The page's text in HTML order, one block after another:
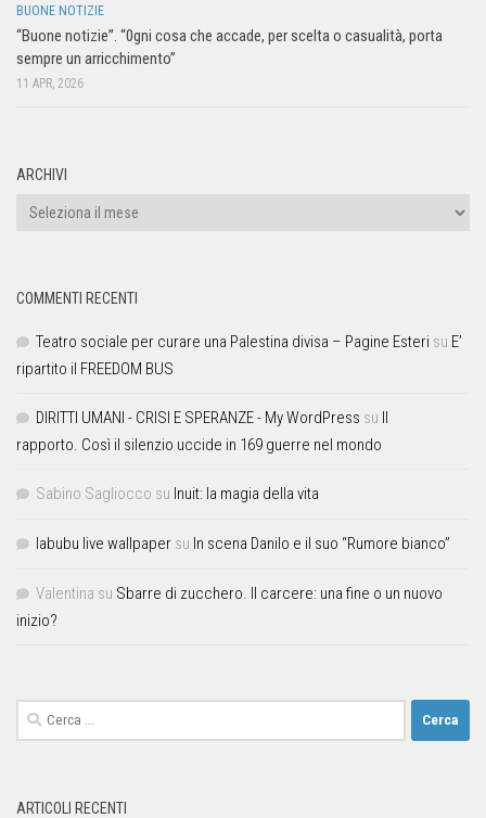
BUONE NOTIZIE
“Buone notizie”. “0gni cosa che accade, per scelta o casualità, porta
sempre un arricchimento”
11 APR, 2026
ARCHIVI
COMMENTI RECENTI
Teatro sociale per curare una Palestina divisa – Pagine Esteri su E’
ripartito il FREEDOM BUS
DIRITTI UMANI - CRISI E SPERANZE - My WordPress su Il
rapporto. Così il silenzio uccide in 169 guerre nel mondo
Sabino Sagliocco su Inuit: la magia della vita
labubu live wallpaper su In scena Danilo e il suo “Rumore bianco”
Valentina su Sbarre di zucchero. Il carcere: una fine o un nuovo
inizio?
ARTICOLI RECENTI